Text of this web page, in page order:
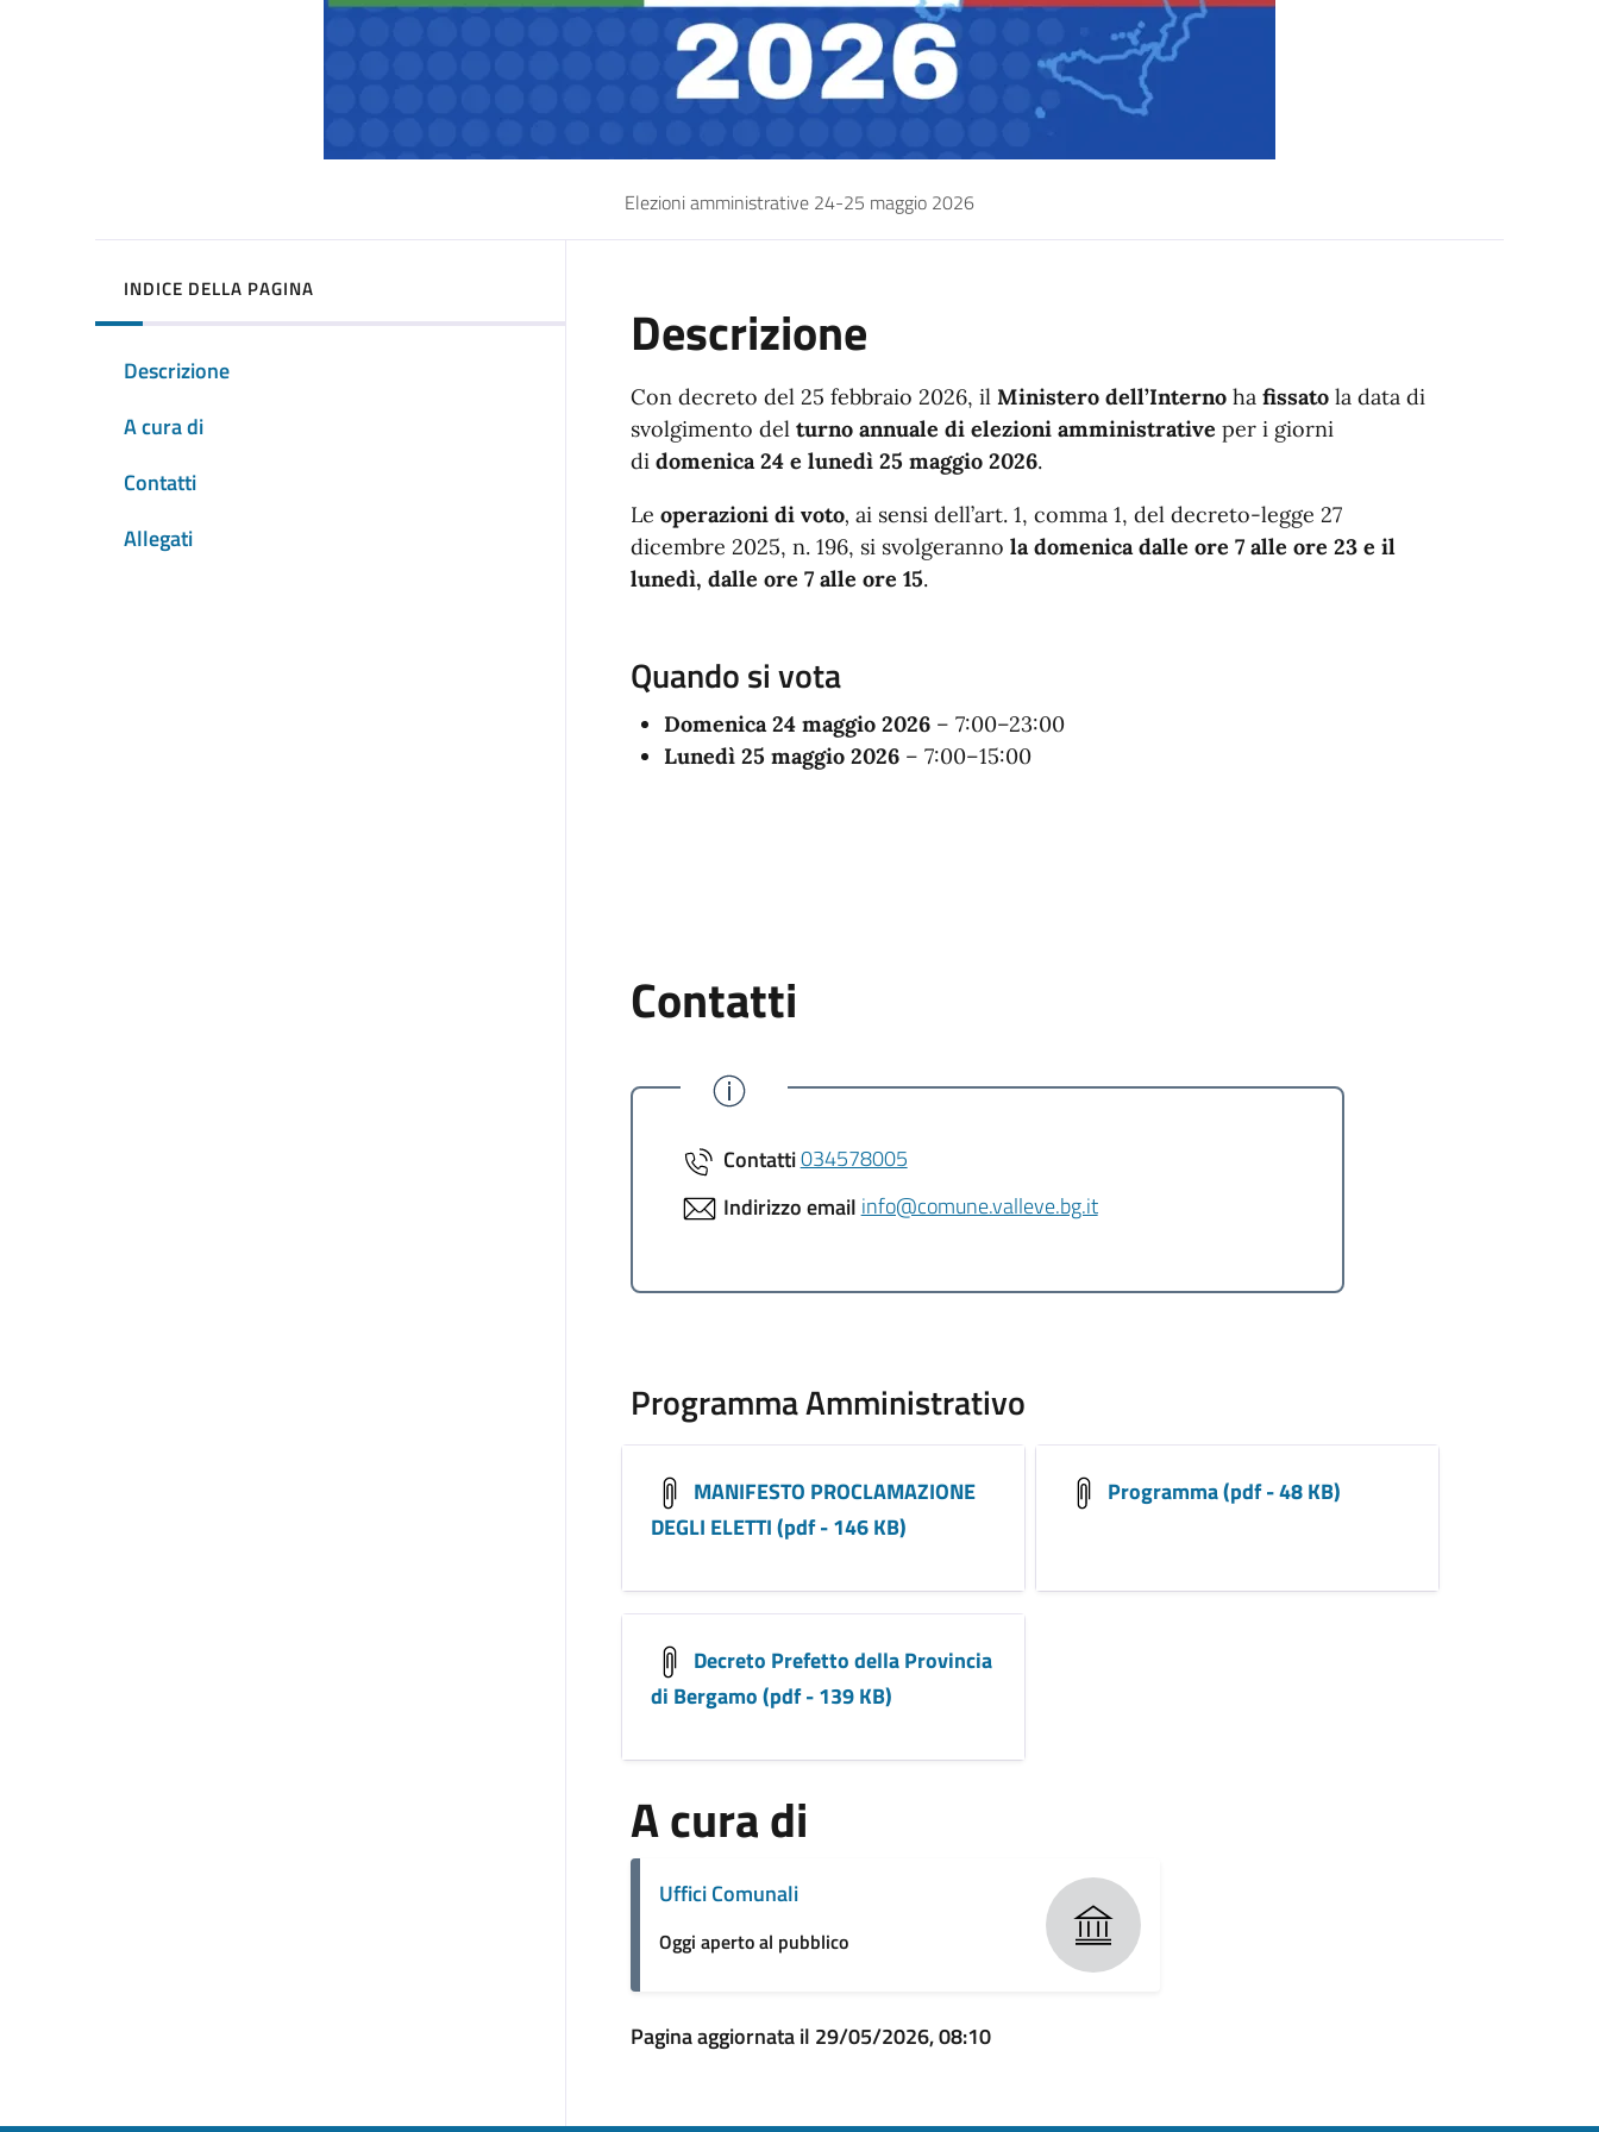
Elezioni amministrative 24-25 maggio 2026
INDICE DELLA PAGINA
Descrizione
A cura di
Contatti
Allegati
Descrizione
Con decreto del 25 febbraio 2026, il Ministero dell’Internoha fissatola data di
svolgimento del turno annuale di elezioni amministrative per i giorni
di domenica 24 e lunedì 25 maggio 2026.
Le operazioni di voto, ai sensi dell’art. 1, comma 1, del decreto-legge 27
dicembre 2025, n. 196, si svolgeranno la domenica dalle ore 7 alle ore 23 e il
lunedì, dalle ore 7 alle ore 15.
Quando si vota
Domenica 24 maggio 2026– 7:00–23:00
Lunedì 25 maggio 2026– 7:00–15:00
Contatti
Contatti034578005
Indirizzo emailinfo@comune.valleve.bg.it
Programma Amministrativo
MANIFESTO PROCLAMAZIONE
DEGLI ELETTI (pdf - 146 KB)
Programma (pdf - 48 KB)
Decreto Prefetto della Provincia
di Bergamo (pdf - 139 KB)
A cura di
Uffici Comunali
Oggi aperto al pubblico
Pagina aggiornata il 29/05/2026, 08:10